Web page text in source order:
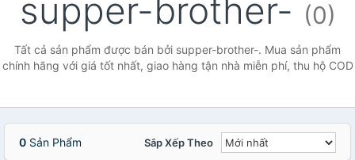
supper-brother- (0)
Tất cả sản phẩm được bán bởi supper-brother-. Mua sản phẩm
chính hãng với giá tốt nhất, giao hàng tận nhà miễn phí, thu hộ COD
0 Sản Phẩm Sắp Xếp Theo